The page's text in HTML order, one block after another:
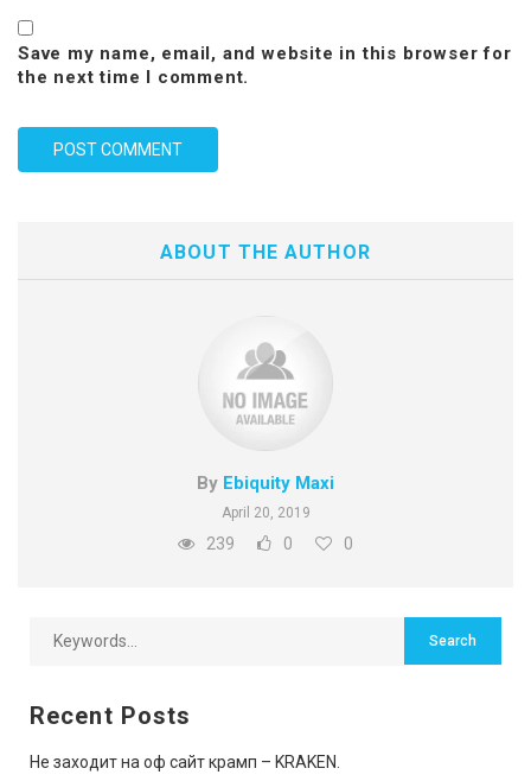
Save my name, email, and website in this browser for
the next time I comment.
ABOUT THE AUTHOR
By Ebiquity Maxi
April 20, 2019
239 0 0
Recent Posts
Не заходит на оф сайт крамп – KRAKEN.